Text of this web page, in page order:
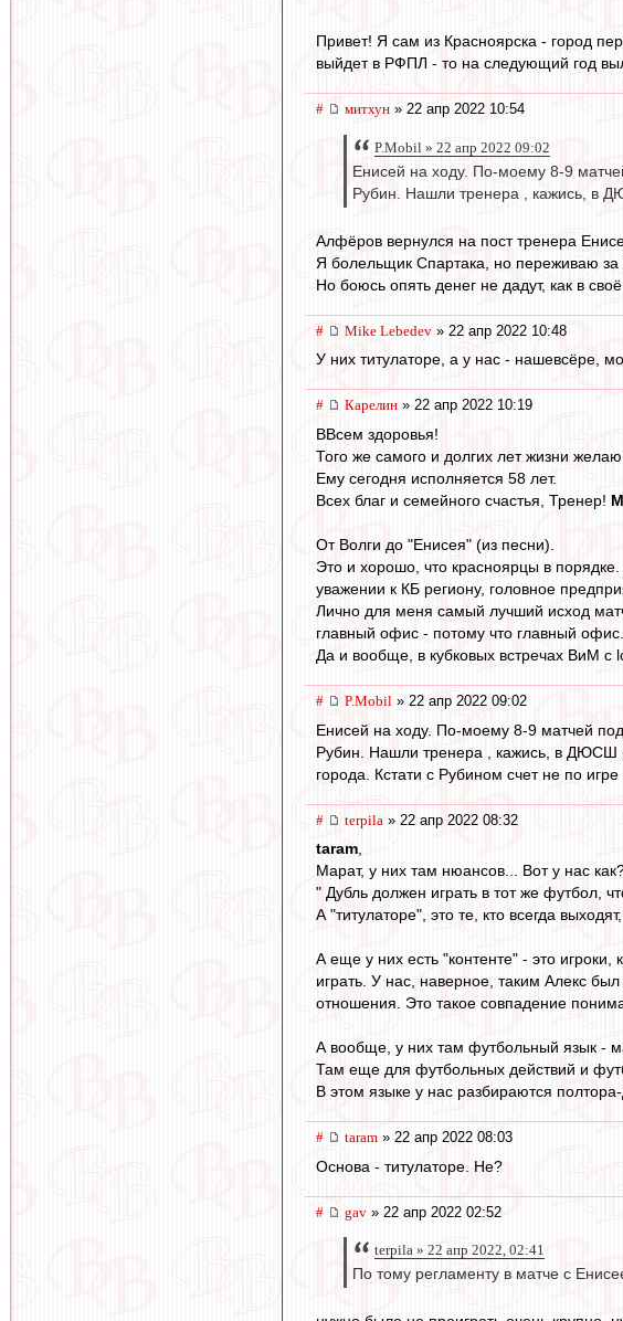
Привет! Я сам из Красноярска - город
выйдет в РФПЛ - то на следующий год
# митхун » 22 апр 2022 10:54
P.Mobil » 22 апр 2022 09:02
Енисей на ходу. По-моему 8-9
Рубин. Нашли тренера , кажись, в
Алфёров вернулся на пост тренера
Я болельщик Спартака, но переживаю за
Но боюсь опять денег не дадут, как в
# Mike Lebedev » 22 апр 2022 10:48
У них титулаторе, а у нас - нашевсёре,
# Карелин » 22 апр 2022 10:19
ВВсем здоровья!
Того же самого и долгих лет жизни
Ему сегодня исполняется 58 лет.
Всех благ и семейного счастья, Тренер!
От Волги до "Енисея" (из песни).
Это и хорошо, что красноярцы в
уважении к КБ региону, головное
Лично для меня самый лучший исход
главный офис - потому что главный офис.
Да и вообще, в кубковых встречах ВиМ с
# P.Mobil » 22 апр 2022 09:02
Енисей на ходу. По-моему 8-9 матчей
Рубин. Нашли тренера , кажись, в ДЮСШ
города. Кстати с Рубином счет не по
# terpila » 22 апр 2022 08:32
taram,
Марат, у них там нюансов... Вот у нас
" Дубль должен играть в тот же футбол,
А "титулаторе", это те, кто всегда
А еще у них есть "контенте" - это
играть. У нас, наверное, таким Алекс
отношения. Это такое совпадение
А вообще, у них там футбольный язык -
Там еще для футбольных действий и
В этом языке у нас разбираются
# taram » 22 апр 2022 08:03
Основа - титулаторе. Не?
# gav » 22 апр 2022 02:52
terpila » 22 апр 2022, 02:41
По тому регламенту в матче с